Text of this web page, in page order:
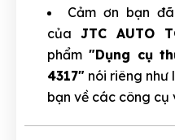
Cảm ơn bạn
của JTC AUTO
phẩm "Dụng cụ
4317" nói riêng như
bạn về các công cụ